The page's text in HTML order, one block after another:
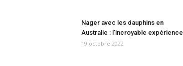
Nager avec les dauphins en
Australie : l’incroyable expérience
19 octobre 2022